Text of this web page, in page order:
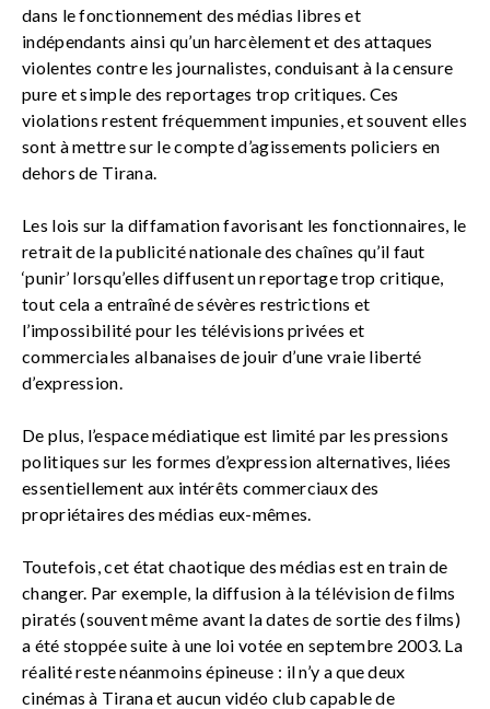
dans le fonctionnement des médias libres et
indépendants ainsi qu’un harcèlement et des attaques
violentes contre les journalistes, conduisant à la censure
pure et simple des reportages trop critiques. Ces
violations restent fréquemment impunies, et souvent elles
sont à mettre sur le compte d’agissements policiers en
dehors de Tirana.
Les lois sur la diffamation favorisant les fonctionnaires, le
retrait de la publicité nationale des chaînes qu’il faut
‘punir’ lorsqu’elles diffusent un reportage trop critique,
tout cela a entraîné de sévères restrictions et
l’impossibilité pour les télévisions privées et
commerciales albanaises de jouir d’une vraie liberté
d’expression.
De plus, l’espace médiatique est limité par les pressions
politiques sur les formes d’expression alternatives, liées
essentiellement aux intérêts commerciaux des
propriétaires des médias eux-mêmes.
Toutefois, cet état chaotique des médias est en train de
changer. Par exemple, la diffusion à la télévision de films
piratés (souvent même avant la dates de sortie des films)
a été stoppée suite à une loi votée en septembre 2003. La
réalité reste néanmoins épineuse : il n’y a que deux
cinémas à Tirana et aucun vidéo club capable de